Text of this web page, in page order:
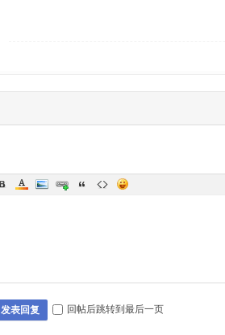
发表回复 回帖后跳转到最后一页